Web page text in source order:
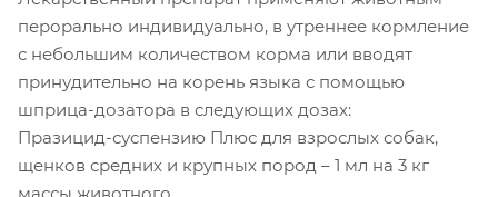
перорально индивидуально, в утреннее кормление
с небольшим количеством корма или вводят
принудительно на корень языка с помощью
шприца-дозатора в следующих дозах:
Празицид-суспензию Плюс для взрослых собак,
щенков средних и крупных пород – 1 мл на 3 кг